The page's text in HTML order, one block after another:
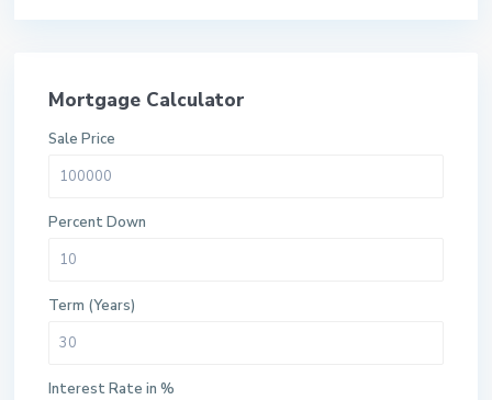
Mortgage Calculator
Sale Price
Percent Down
Term (Years)
Interest Rate in %